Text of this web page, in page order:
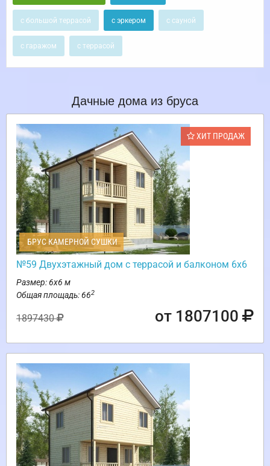
с большой террасой с эркером с сауной
с гаражом с террасой
Дачные дома из бруса
ХИТ ПРОДАЖ
БРУС КАМЕРНОЙ СУШКИ
№59 Двухэтажный дом с террасой и балконом 6х6
Размер: 6х6 м
Общая площадь: 662
1897430 от 1807100